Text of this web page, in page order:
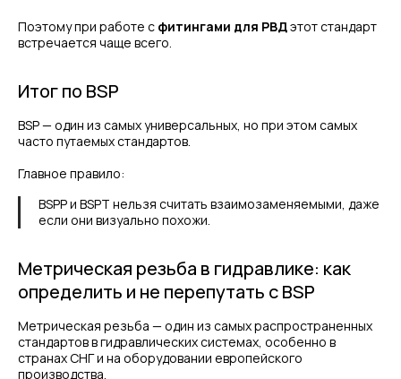
Поэтому при работе с фитингами для РВДэтот стандарт
встречается чаще всего.
Итог по BSP
BSP — один из самых универсальных, но при этом самых
часто путаемых стандартов.
Главное правило:
BSPP и BSPT нельзя считать взаимозаменяемыми, даже
если они визуально похожи.
Метрическая резьба в гидравлике: как
определить и не перепутать с BSP
Метрическая резьба — один из самых распространенных
стандартов в гидравлических системах, особенно в
странах СНГ и на оборудовании европейского
производства.